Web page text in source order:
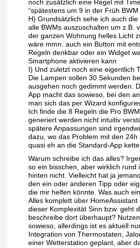
noch zusätzlich eine Regel mit
“spätestens um 9 in der Früh BWM
H) Grundsätzlich sehe ich auch
alle BWMs auszuschalten um z.B.
der ganzen Wohnung helles Licht
wäre mmn. auch ein Button mit
Regeln denkbar oder ein Widget
Smartphone aktivieren kann
I) Und zuletzt noch eine eigentlich
Die Lampen sollen 30 Sekunden
ausgehen noch gedimmt werden.
App macht das sowieso, bei den
man sich das per Wizard
Ich finde die 8 Regeln die Pro
generiert werden nicht intuitiv
spätere Anpassungen sind
dazu, wo das Problem mit den 24h
quasi eh an die Standard-App
Warum schreibe ich das alles?
so ein bisschen, aber wirklich rund
hinten nicht. Vielleicht hat ja
den ein oder anderen Tipp oder
die mir helfen könnte. Was auch
Alles komplett über
dieser Komplexität Sinn bzw. geht
beschreibe dort überhaupt?
sowieso, allerdings ist es aktuell
Integration von Thermostaten,
einer Wetterstation geplant, aber